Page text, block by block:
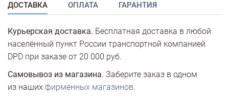
ДОСТАВКА ОПЛАТА ГАРАНТИЯ
Курьерская доставка. Бесплатная доставка в любой
населённый пункт России транспортной компанией
DPD при заказе от 20 000 руб.
Самовывоз из магазина. Заберите заказ в одном
из наших фирменных магазинов.